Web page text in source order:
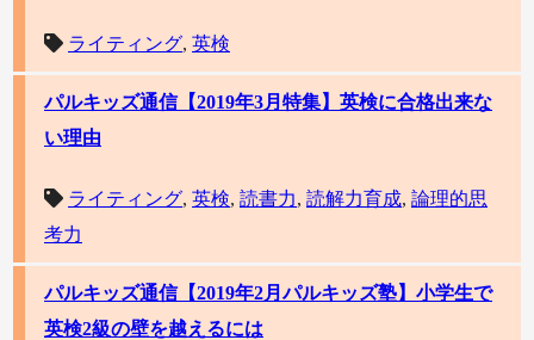
ライティング, 英検
パルキッズ通信【2019年3月特集】英検に合格出来な
い理由
ライティング, 英検, 読書力, 読解力育成, 論理的思
考力
パルキッズ通信【2019年2月パルキッズ塾】小学生で
英検2級の壁を越えるには